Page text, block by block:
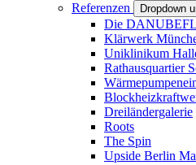
Referenzen
Dropdown
Die
Klärwerk
Uniklinikum
Rathausquartier
Dreiländergalerie
Roots
The Spin
Upside Berlin